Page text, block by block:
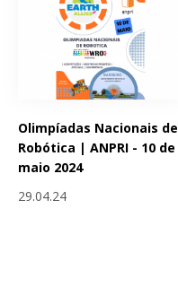
Olimpíadas Nacionais de
Robótica | ANPRI - 10 de
maio 2024
29.04.24